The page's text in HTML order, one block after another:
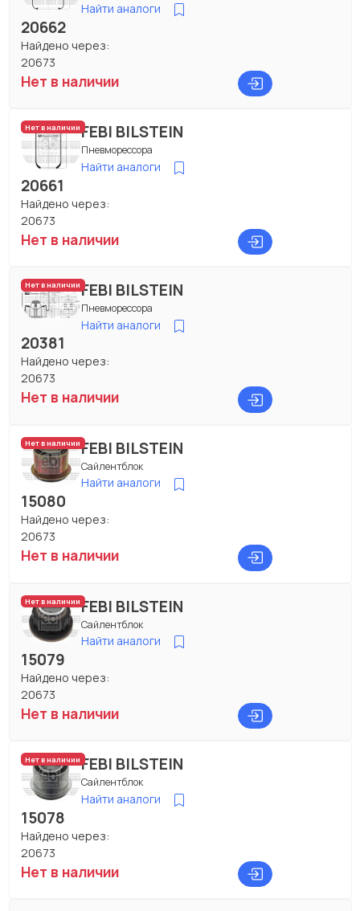
Найти аналоги
20662
Найдено через:
20673
Нет в наличии
Нет в наличииFEBI BILSTEIN
Пневморессора
Найти аналоги
20661
Найдено через:
20673
Нет в наличии
Нет в наличииFEBI BILSTEIN
Пневморессора
Найти аналоги
20381
Найдено через:
20673
Нет в наличии
Нет в наличииFEBI BILSTEIN
Сайлентблок
Найти аналоги
15080
Найдено через:
20673
Нет в наличии
Нет в наличииFEBI BILSTEIN
Сайлентблок
Найти аналоги
15079
Найдено через:
20673
Нет в наличии
Нет в наличииFEBI BILSTEIN
Сайлентблок
Найти аналоги
15078
Найдено через:
20673
Нет в наличии